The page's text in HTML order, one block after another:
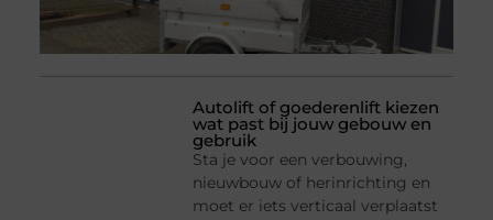
Autolift of goederenlift kiezen
wat past bij jouw gebouw en
gebruik
Sta je voor een verbouwing,
nieuwbouw of herinrichting en
moet er iets verticaal verplaatst